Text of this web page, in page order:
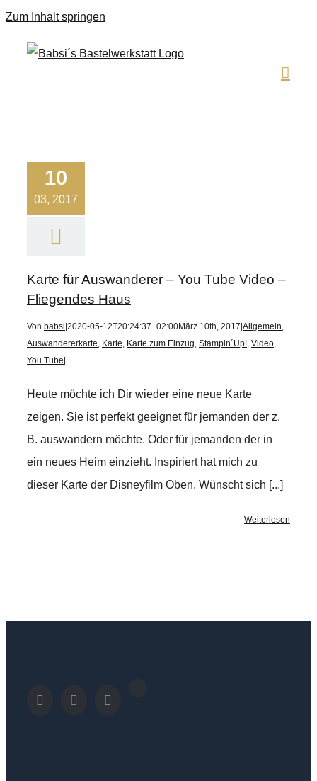
Zum Inhalt springen
10
03, 2017
Karte für Auswanderer – You Tube Video –
Fliegendes Haus
Von babsi 2020-05-12T20:24:37+02:00März 10th, 2017 Allgemein,
Auswandererkarte, Karte, Karte zum Einzug, Stampin´Up!, Video,
You Tube
Heute möchte ich Dir wieder eine neue Karte
zeigen. Sie ist perfekt geeignet für jemanden der z.
B. auswandern möchte. Oder für jemanden der in
ein neues Heim einzieht. Inspiriert hat mich zu
dieser Karte der Disneyfilm Oben. Wünscht sich [...]
Weiterlesen